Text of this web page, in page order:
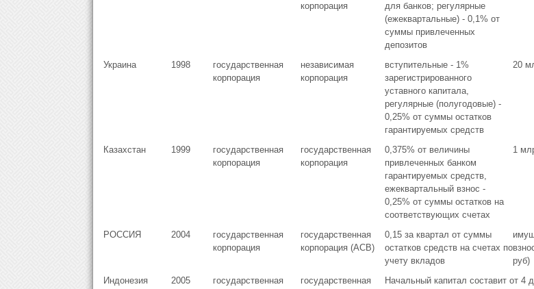
корпорация
для банков; регулярные
(ежеквартальные) - 0,1% от
суммы привлеченных
депозитов
Украина 1998
государственная
корпорация
независимая
корпорация
вступительные - 1%
зарегистрированного
уставного капитала,
регулярные (полугодовые) -
0,25% от суммы остатков
гарантируемых средств
20
Казахстан 1999
государственная
корпорация
государственная
корпорация
0,375% от величины
привлеченных банком
гарантируемых средств,
ежеквартальный взнос -
0,25% от суммы остатков на
соответствующих счетах
1
РОССИЯ 2004
государственная
корпорация
государственная
корпорация (АСВ)
0,15 за квартал от суммы
остатков средств на счетах по
учету вкладов
руб)
Индонезия
2005
государственная
государственная
Начальный капитал составит от 4